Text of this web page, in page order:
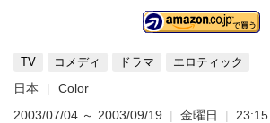
TV コメディ ドラマ エロティック
日本
Color
2003/07/04 ～ 2003/09/19 | 金曜日 |